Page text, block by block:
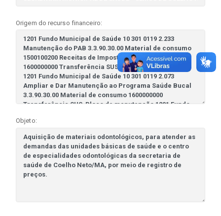
Origem do recurso financeiro:
Objeto: